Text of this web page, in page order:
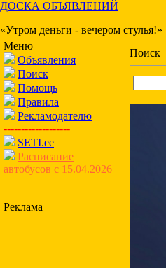
ДОСКА ОБЪЯВЛЕНИЙ
«Утром деньги - вечером стулья!»
Меню
Объявления
Поиск
Помощь
Правила
Рекламодателю
-------------------
SETI.ee
Расписание
автобусов с 15.04.2026
Реклама
Поиск